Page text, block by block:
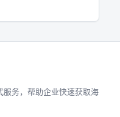
服务，帮助企业快速获取海